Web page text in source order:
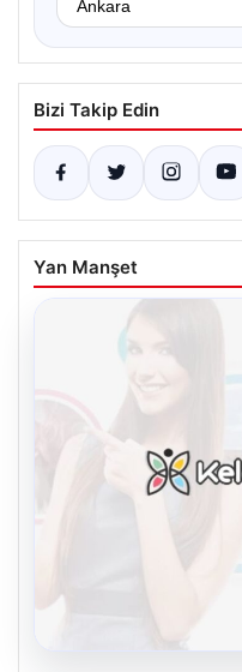
Bizi Takip Edin
Yan Manşet